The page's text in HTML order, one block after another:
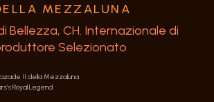
MEZZALUNA
Bellezza, CH. Internazionale di
Selezionato
II della Mezzaluna
Royal Legend